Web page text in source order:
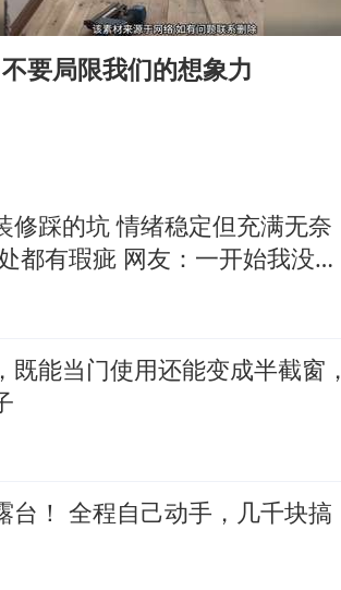
营店飞天茅台提价
面袭击贯穿浙江
序停课
身 共筑健康中国
要局限我们的想象力
修踩的坑 情绪稳定但充满无奈
都有瑕疵 网友：一开始我没笑
既能当门使用还能变成半截窗，
台！ 全程自己动手，几千块搞